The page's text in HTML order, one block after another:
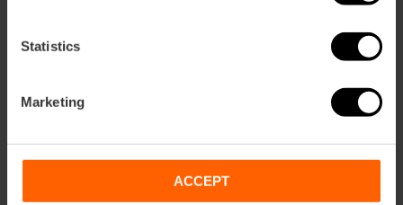
Statistics
Marketing
ACCEPT
Valencia Tourist Card de 72 horas